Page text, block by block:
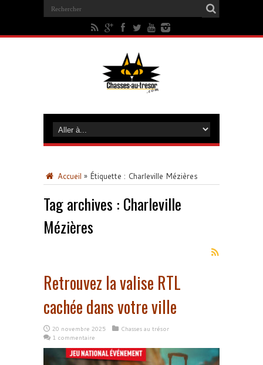
Accueil » Étiquette : Charleville Mézières
Tag archives : Charleville
Mézières
Retrouvez la valise RTL
cachée dans votre ville
20 novembre 2025
Chasses au trésor
1 commentaire